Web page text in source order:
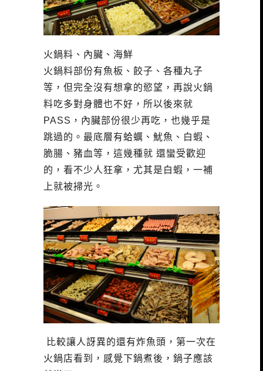
火鍋料、內臟、海鮮
火鍋料部份有魚板、餃子、各種丸子
等，但完全沒有想拿的慾望，再說火鍋
料吃多對身體也不好，所以後來就
PASS，內臟部份很少再吃，也幾乎是
跳過的。最底層有蛤蠣、魷魚、白蝦、
脆腸、豬血等，這幾種就 還蠻受歡迎
的，看不少人狂拿，尤其是白蝦，一補
上就被掃光。
比較讓人訝異的還有炸魚頭，第一次在
火鍋店看到，感覺下鍋煮後，鍋子應該